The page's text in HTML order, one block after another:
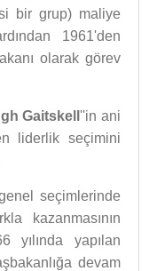
bir grup) maliye
1961'den
olarak görev
Gaitskell ''in ani
liderlik seçimini
seçimlerinde
kazanmasının
yılında yapılan
devam